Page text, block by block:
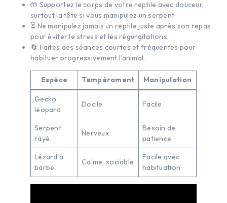
🤲 Supportez le corps de votre reptile avec douceur,
surtout la tête si vous manipulez un serpent.
⏳ Ne manipulez jamais un reptile juste après son repas
pour éviter le stress et les régurgitations.
🔄 Faites des séances courtes et fréquentes pour
habituer progressivement l’animal.
Espèce Tempérament Manipulation
Gecko
léopard
Docile Facile
Serpent
rayé
Nerveux
Besoin de
patience
Lézard à
barbe
Calme, sociable
Facile avec
habituation